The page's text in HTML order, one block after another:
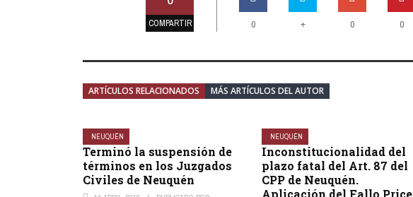
COMPARTIR 0 + 0 0
ARTÍCULOS RELACIONADOS MÁS ARTÍCULOS DEL AUTOR
NEUQUÉN
Terminó la suspensión de
términos en los Juzgados
Civiles de Neuquén
NEUQUÉN
Inconstitucionalidad del
plazo fatal del Art. 87 del
CPP de Neuquén.
Aplicación del Fallo Price